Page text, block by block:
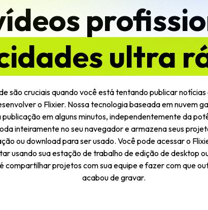
ultra
são cruciais quando você está tentando publicar notícias
o Flixier. Nossa tecnologia baseada em nuvem
em alguns minutos, independentemente da
inteiramente no seu navegador e armazena seus
ou download para ser usado. Você pode acessar o
usando sua estação de trabalho de edição de desktop
compartilhar projetos com sua equipe e fazer com que
acabou de gravar.